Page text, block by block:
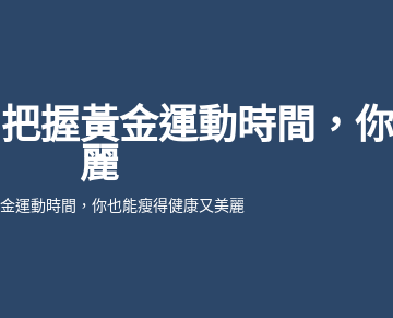
握黃金運動時間，
麗
運動時間，你也能瘦得健康又美麗